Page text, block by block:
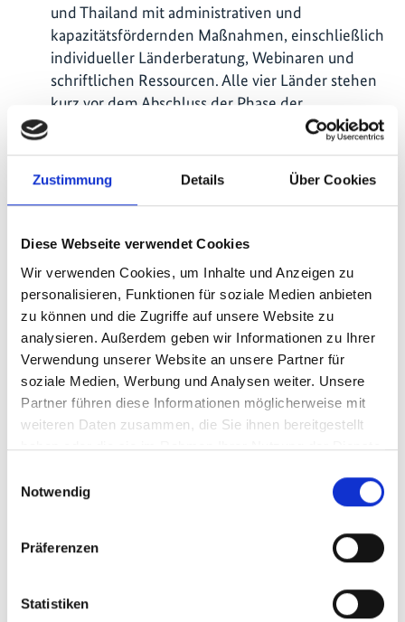
Zustimmung Details Über Cookies
Diese Webseite verwendet Cookies
Wir verwenden Cookies, um Inhalte und Anzeigen zu
personalisieren, Funktionen für soziale Medien anbieten
zu können und die Zugriffe auf unsere Website zu
analysieren. Außerdem geben wir Informationen zu Ihrer
Verwendung unserer Website an unsere Partner für
soziale Medien, Werbung und Analysen weiter. Unsere
Partner führen diese Informationen möglicherweise mit
weiteren Daten zusammen, die Sie ihnen bereitgestellt
haben oder die sie im Rahmen Ihrer Nutzung der Dienste
Notwendig
Präferenzen
Statistiken
und Thailand mit administrativen und
kapazitätsfördernden Maßnahmen, einschließlich
individueller Länderberatung, Webinaren und
schriftlichen Ressourcen. Alle vier Länder stehen
kurz vor dem Abschluss der Phase der
Expertenbewertung, wobei die Autorinnen und
Autoren ihre Fachberichte fertiggestellt haben
und nun auf der Grundlage des vorhandenen
Wissens und ergänzender Daten aus der
Entscheidungsträger erstellen.
Die UNESCO bietet beratende und technische
Unterstützung, um die Mobilisierung und
Einbindung von indigenem und lokalem Wissen
(ILK) in NEAs zu stärken, und fördert das
Engagement indigener Völker und lokaler
Gemeinschaften (IPLCs) im Rahmen der
Aktivitäten des BES-Net, einschließlich der
Triloge. Die Unterstützung erfolgt durch die
Erstellung praktischer Leitfäden, die Organisation
Dialogs mit IPLCs vor Ort, sowie die Begleitung
sind engagierte ILK Fachautorinnen und -autoren
an Bord, um ILK-Inhalte zu konsolidieren und in